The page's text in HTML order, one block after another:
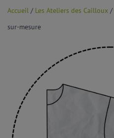
Accueil / Les Ateliers des Cailloux /
sur-mesure